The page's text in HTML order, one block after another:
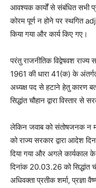
आवश्यक कार्यों से संबंधित सभी
कोरम पूर्ण न होने पर स्थगित
किया गया और कार्य किए गए।
परंतु राजनीतिक विद्वेषवश राज्य
1961 की धारा 41(क) के
अध्यक्ष पद से हटाने हेतु कारण
सिद्धांत चौहान द्वारा विस्तार
लेकिन जवाब को संतोषजनक न
को राज्य सरकार द्वारा आदेश
दिया गया और अगले कार्यकाल
दिनांक 20.03.26 को सिद्धांत
अधिवक्ता प्रतीक शर्मा, प्रज्ञा